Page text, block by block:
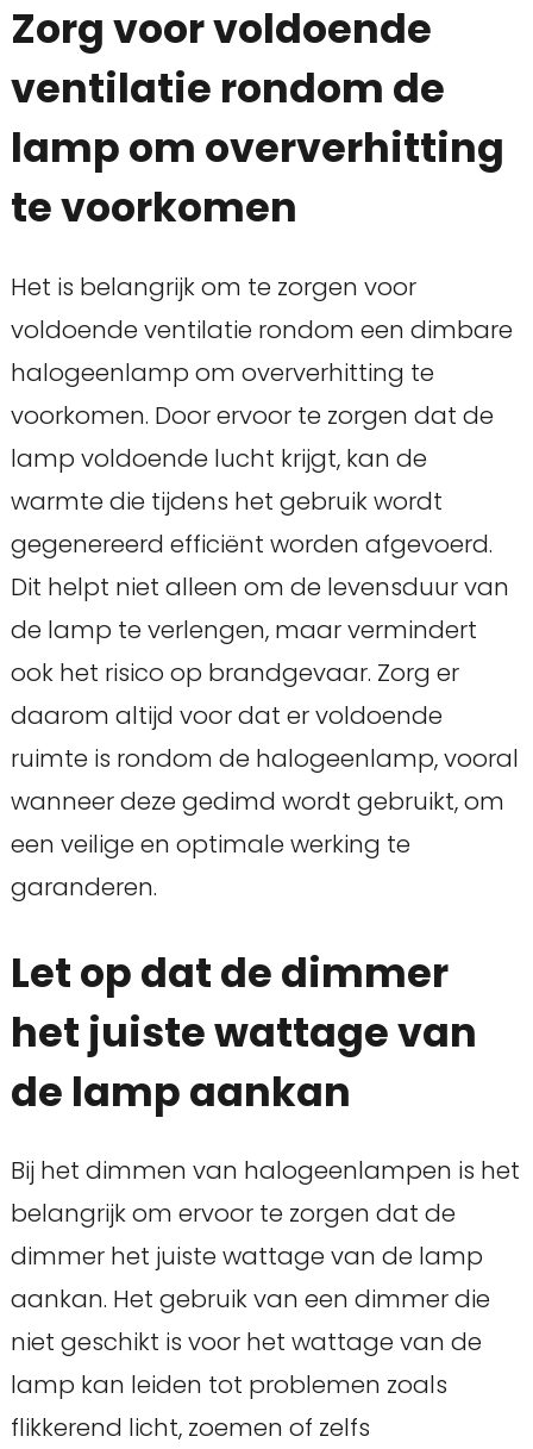
Zorg voor voldoende
ventilatie rondom de
lamp om oververhitting
te voorkomen
Het is belangrijk om te zorgen voor
voldoende ventilatie rondom een dimbare
halogeenlamp om oververhitting te
voorkomen. Door ervoor te zorgen dat de
lamp voldoende lucht krijgt, kan de
warmte die tijdens het gebruik wordt
gegenereerd efficiënt worden afgevoerd.
Dit helpt niet alleen om de levensduur van
de lamp te verlengen, maar vermindert
ook het risico op brandgevaar. Zorg er
daarom altijd voor dat er voldoende
ruimte is rondom de halogeenlamp, vooral
wanneer deze gedimd wordt gebruikt, om
een veilige en optimale werking te
garanderen.
Let op dat de dimmer
het juiste wattage van
de lamp aankan
Bij het dimmen van halogeenlampen is het
belangrijk om ervoor te zorgen dat de
dimmer het juiste wattage van de lamp
aankan. Het gebruik van een dimmer die
niet geschikt is voor het wattage van de
lamp kan leiden tot problemen zoals
flikkerend licht, zoemen of zelfs